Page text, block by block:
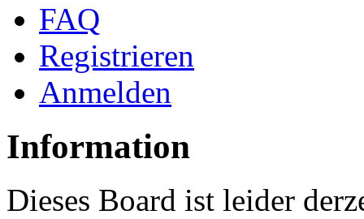
FAQ
Registrieren
Anmelden
Information
Dieses Board ist leider